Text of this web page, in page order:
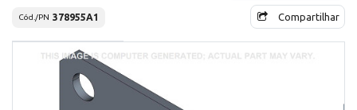
Cód./PN 378955A1 Compartilhar